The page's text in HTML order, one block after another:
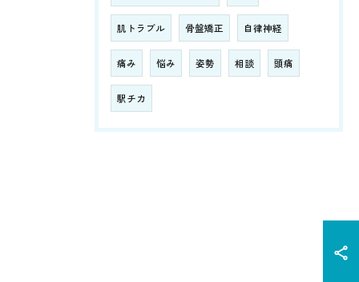
肌トラブル 骨盤矯正 自律神経
痛み 悩み 姿勢 相談 頭痛
駅チカ